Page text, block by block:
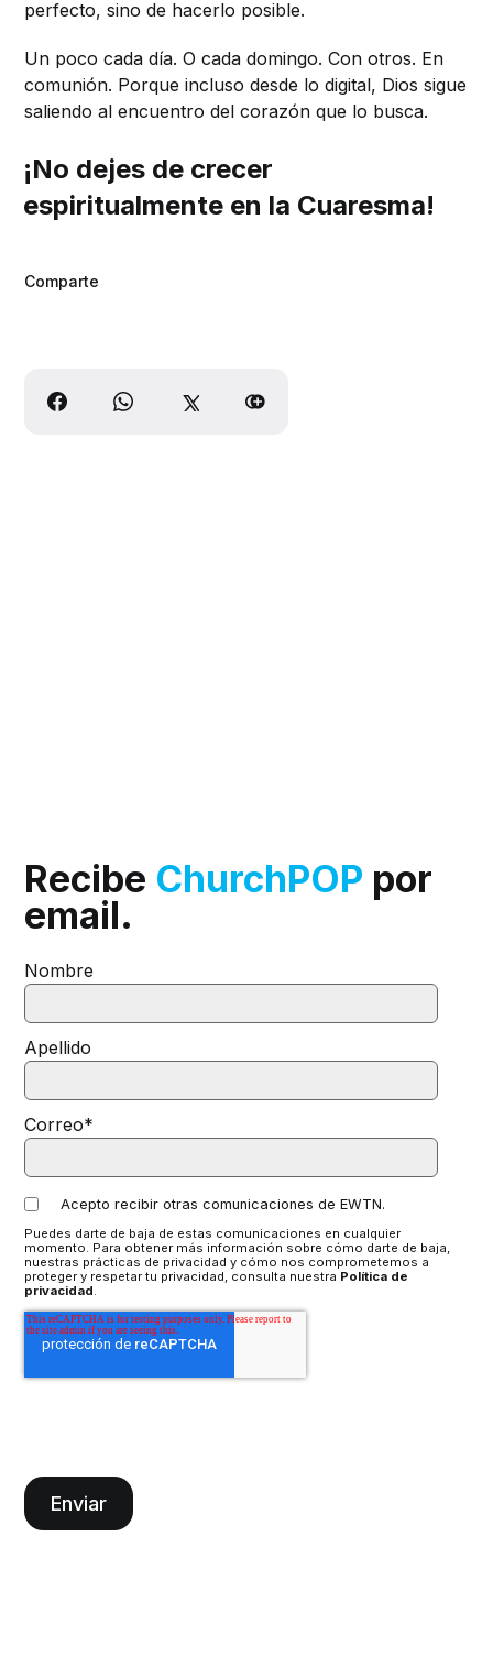
perfecto, sino de hacerlo posible.
Un poco cada día. O cada domingo. Con otros. En
comunión. Porque incluso desde lo digital, Dios sigue
saliendo al encuentro del corazón que lo busca.
¡No dejes de crecer
espiritualmente en la Cuaresma!
Comparte
Recibe ChurchPOP por
email.
Nombre
Apellido
Correo*
Acepto recibir otras comunicaciones de EWTN.
Puedes darte de baja de estas comunicaciones en cualquier
momento. Para obtener más información sobre cómo darte de baja,
nuestras prácticas de privacidad y cómo nos comprometemos a
proteger y respetar tu privacidad, consulta nuestra Política de
privacidad.